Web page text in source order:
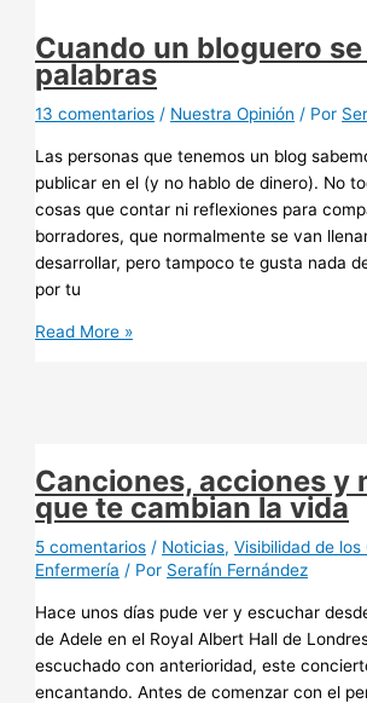
se
hace?
(I):
Cuando un bloguero
palabras
13 comentarios / Nuestra Opinión / Por
Las personas que tenemos un blog
publicar en el (y no hablo de dinero). No
cosas que contar ni reflexiones para
borradores, que normalmente se van
desarrollar, pero tampoco te gusta nada
por tu
Cuando
palabras
Read More »
Canciones, acciones y
que te cambian la vida
5 comentarios / Noticias,Visibilidad de los
Enfermería / Por Serafín Fernández
Hace unos días pude ver y escuchar
de Adele en el Royal Albert Hall de
escuchado con anterioridad, este
encantando. Antes de comenzar con el